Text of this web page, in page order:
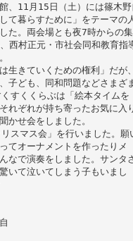
、11月15日（土）には篠木
て暮らすために」をテーマの
た。両会場とも夜7時からの
西村正元・市社会同和教育指
生きていくための権利」だが
子ども、同和問題などさまざ
すくくらぶは「絵本タイムを
れぞれが持ち寄ったお気に入
かせ会をしました。
スマス会」を行いました。願
てオーナメントを作ったりメ
なで演奏をしました。サンタ
いて泣いてしまう子もいまし